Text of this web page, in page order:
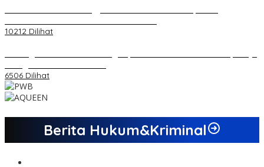
10212 Dilihat
6506 Dilihat
Berita Hukum&Kriminal